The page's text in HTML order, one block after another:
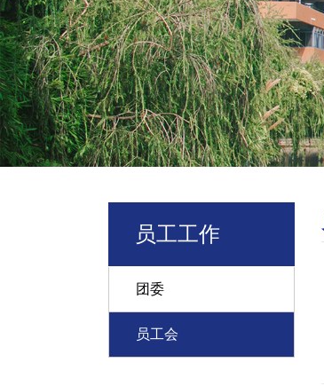
员工工作
团委
员工会